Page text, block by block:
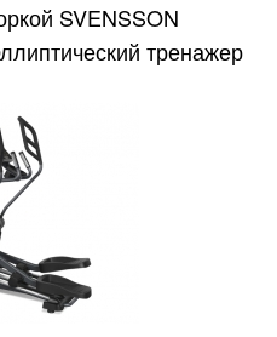
SVENSSON
тренажер